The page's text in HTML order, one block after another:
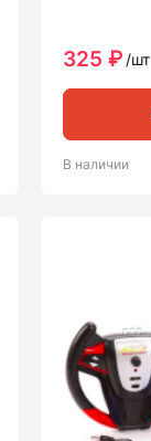
325 ₽ /шт
В наличии